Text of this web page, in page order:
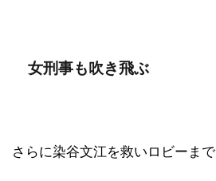
女刑事も吹き飛ぶ
さらに染谷文江を救いロビーまで